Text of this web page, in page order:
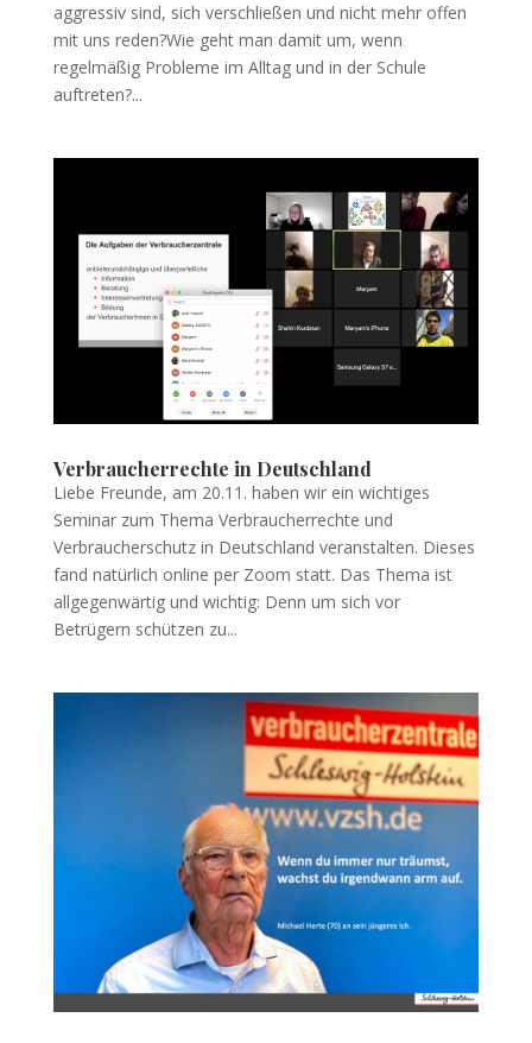
aggressiv sind, sich verschließen und nicht mehr offen
mit uns reden?Wie geht man damit um, wenn
regelmäßig Probleme im Alltag und in der Schule
auftreten?...
Verbraucherrechte in Deutschland
Liebe Freunde, am 20.11. haben wir ein wichtiges
Seminar zum Thema Verbraucherrechte und
Verbraucherschutz in Deutschland veranstalten. Dieses
fand natürlich online per Zoom statt. Das Thema ist
allgegenwärtig und wichtig: Denn um sich vor
Betrügern schützen zu...